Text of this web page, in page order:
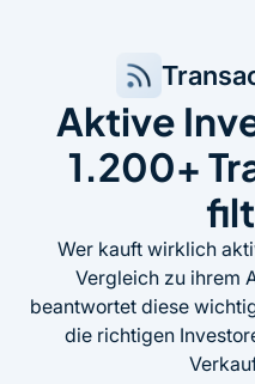
Aktive
1.200+
Wer kauft wirklich
Vergleich zu ihrem
beantwortet diese
die richtigen